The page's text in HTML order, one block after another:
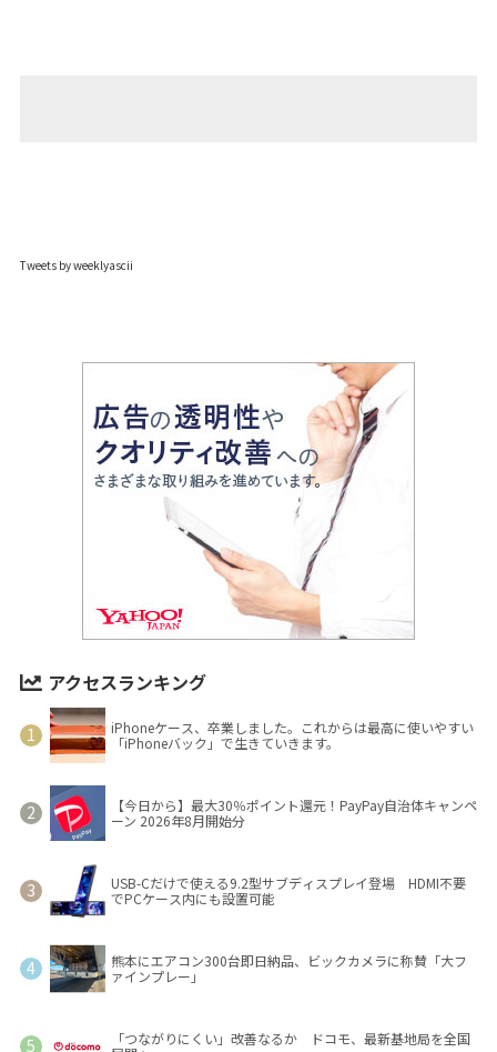
Tweets by weeklyascii
アクセスランキング
iPhoneケース、卒業しました。これからは最高に使いやすい
「iPhoneバック」で生きていきます。
【今日から】最大30％ポイント還元！PayPay自治体キャンペ
ーン 2026年8月開始分
USB-Cだけで使える9.2型サブディスプレイ登場 HDMI不要
でPCケース内にも設置可能
熊本にエアコン300台即日納品、ビックカメラに称賛「大フ
ァインプレー」
「つながりにくい」改善なるか ドコモ、最新基地局を全国